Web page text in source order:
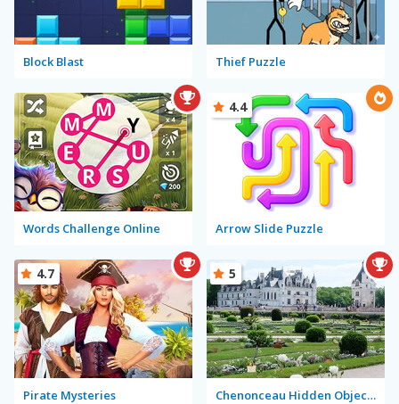
Block Blast Thief Puzzle
Words Challenge Online Arrow Slide Puzzle
4.4
Pirate Mysteries
4.7
Chenonceau Hidden Objects
5